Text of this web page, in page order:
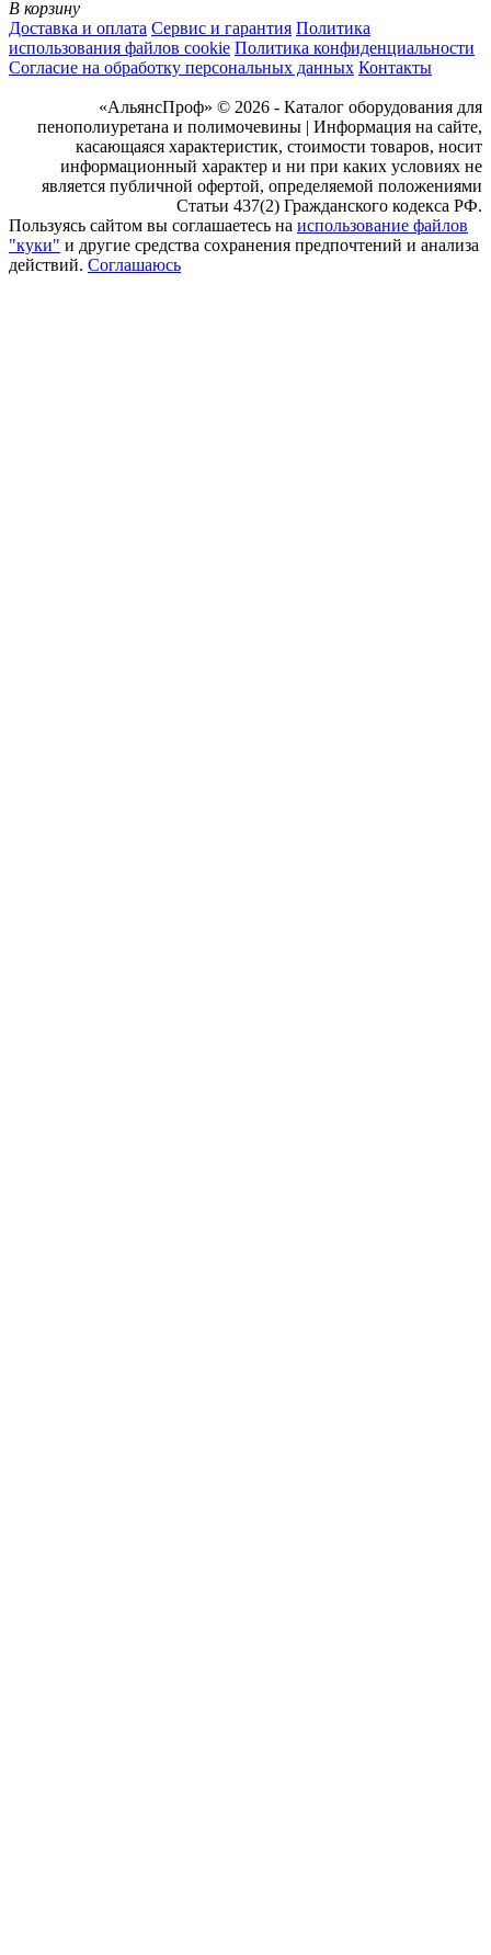
В корзину
Доставка и оплата Сервис и гарантия Политика
использования файлов cookie Политика конфиденциальности
Согласие на обработку персональных данных Контакты
«АльянсПроф» © 2026 - Каталог оборудования для
пенополиуретана и полимочевины | Информация на сайте,
касающаяся характеристик, стоимости товаров, носит
информационный характер и ни при каких условиях не
является публичной офертой, определяемой положениями
Статьи 437(2) Гражданского кодекса РФ.
Пользуясь сайтом вы соглашаетесь на использование файлов
"куки" и другие средства сохранения предпочтений и анализа
действий. Соглашаюсь